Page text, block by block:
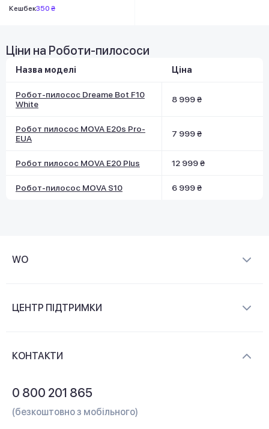
Кешбек350 ₴
Ціни на Роботи-пилососи
Назва моделі Ціна
Робот-пилосос Dreame Bot F10
White
8 999 ₴
Робот пилосос MOVA E20s Pro-
EUA
7 999 ₴
Робот пилосос MOVA E20 Plus 12 999 ₴
Робот-пилосос MOVA S10 6 999 ₴
WO
Контакти
ЦЕНТР ПІДТРИМКИ
КОНТАКТИ
0 800 201 865
(безкоштовно з мобільного)